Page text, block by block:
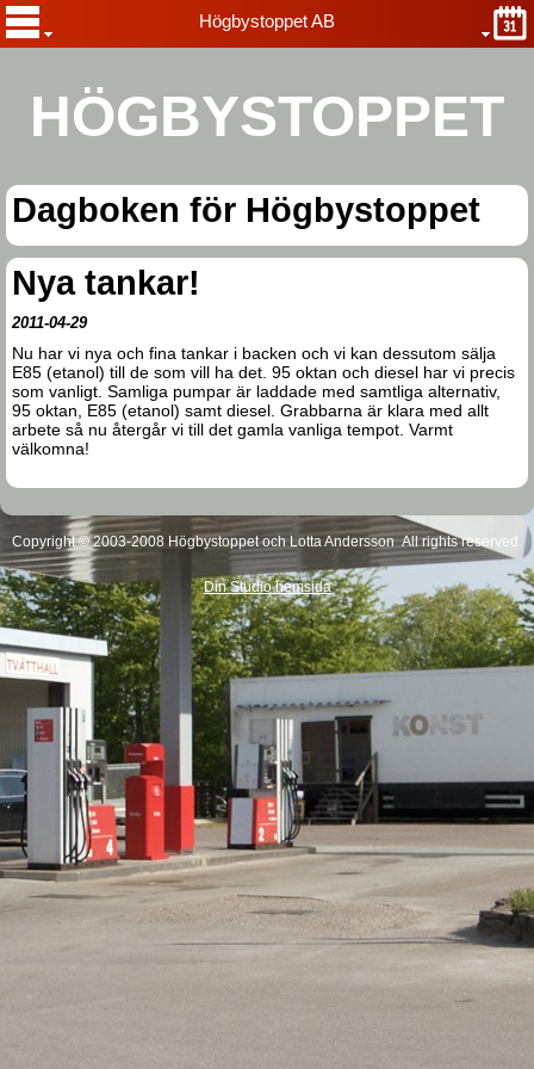
HÖGBYSTOPPET
Högbystoppet AB
Dagboken för Högbystoppet
Nya tankar!
2011-04-29
Nu har vi nya och fina tankar i backen och vi kan dessutom sälja
E85 (etanol) till de som vill ha det. 95 oktan och diesel har vi precis
som vanligt. Samliga pumpar är laddade med samtliga alternativ,
95 oktan, E85 (etanol) samt diesel. Grabbarna är klara med allt
arbete så nu återgår vi till det gamla vanliga tempot. Varmt
välkomna!
Copyright © 2003-2008 Högbystoppet och Lotta Andersson All rights reserved.
Din Studio hemsida